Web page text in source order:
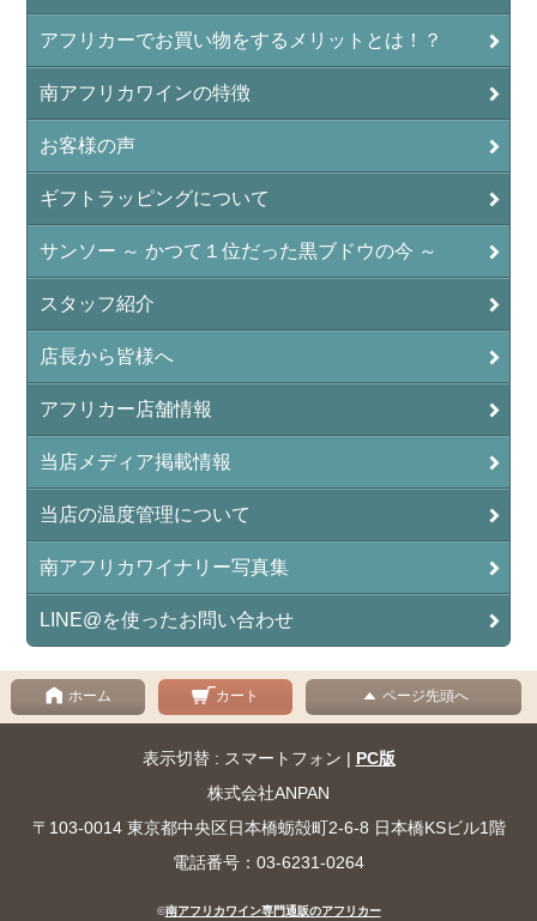
アフリカーでお買い物をするメリットとは！？
南アフリカワインの特徴
お客様の声
ギフトラッピングについて
サンソー ～ かつて１位だった黒ブドウの今 ～
スタッフ紹介
店長から皆様へ
アフリカー店舗情報
当店メディア掲載情報
当店の温度管理について
南アフリカワイナリー写真集
LINE@を使ったお問い合わせ
ホーム カート ページ先頭へ
表示切替 : スマートフォン | PC版
株式会社ANPAN
〒103-0014 東京都中央区日本橋蛎殻町2-6-8 日本橋KSビル1階
電話番号：03-6231-0264
©南アフリカワイン専門通販のアフリカー